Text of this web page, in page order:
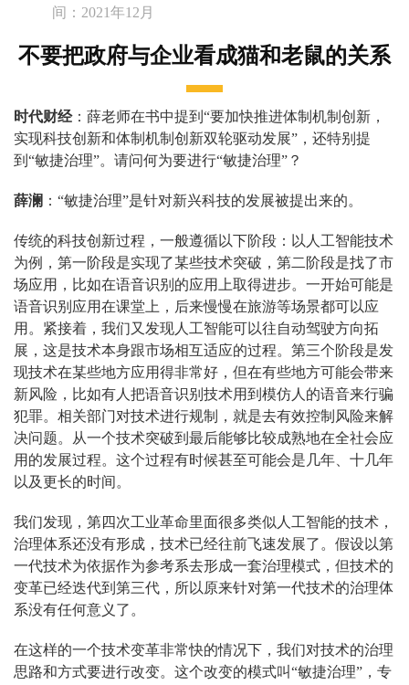
间：2021年12月
不要把政府与企业看成猫和老鼠的关系
时代财经：薛老师在书中提到“要加快推进体制机制创新，
实现科技创新和体制机制创新双轮驱动发展”，还特别提
到“敏捷治理”。请问何为要进行“敏捷治理”？
薛澜 ：“敏捷治理”是针对新兴科技的发展被提出来的。
传统的科技创新过程，一般遵循以下阶段：以人工智能技术
为例，第一阶段是实现了某些技术突破，第二阶段是找了市
场应用，比如在语音识别的应用上取得进步。一开始可能是
语音识别应用在课堂上，后来慢慢在旅游等场景都可以应
用。紧接着，我们又发现人工智能可以往自动驾驶方向拓
展，这是技术本身跟市场相互适应的过程。第三个阶段是发
现技术在某些地方应用得非常好，但在有些地方可能会带来
新风险，比如有人把语音识别技术用到模仿人的语音来行骗
犯罪。相关部门对技术进行规制，就是去有效控制风险来解
决问题。从一个技术突破到最后能够比较成熟地在全社会应
用的发展过程。这个过程有时候甚至可能会是几年、十几年
以及更长的时间。
我们发现，第四次工业革命里面很多类似人工智能的技术，
治理体系还没有形成，技术已经往前飞速发展了。假设以第
一代技术为依据作为参考系去形成一套治理模式，但技术的
变革已经迭代到第三代，所以原来针对第一代技术的治理体
系没有任何意义了。
在这样的一个技术变革非常快的情况下，我们对技术的治理
思路和方式要进行改变。这个改变的模式叫“敏捷治理”，专